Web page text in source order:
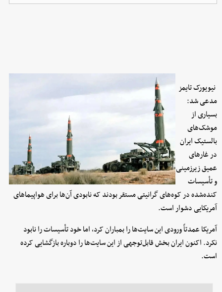
نیویورک تایمز
مدعی شد:
بسیاری از
موشک‌های
بالستیک ایران
در غارهای
عمیق زیرزمینی
و تأسیسات
کنده‌شده در کوه‌های گرانیتی مستقر بودند که نابودی آن‌ها برای هواپیماهای
آمریکایی دشوار است.
آمریکا عمدتاً ورودی این سایت‌ها را بمباران کرد، اما خود تأسیسات را نابود
نکرد. اکنون ایران بخش قابل‌توجهی از این سایت‌ها را دوباره بازگشایی کرده
است.